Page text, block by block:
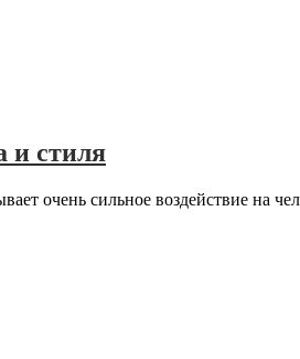
и стиля
очень сильное воздействие на